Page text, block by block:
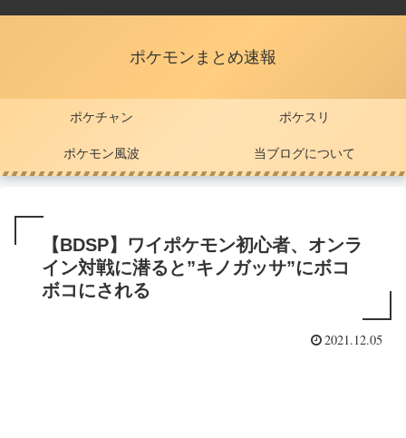
ポケモンまとめ速報
ポケチャン ポケスリ
ポケモン風波 当ブログについて
【BDSP】ワイポケモン初心者、オンラ
イン対戦に潜ると”キノガッサ”にボコ
ボコにされる
2021.12.05